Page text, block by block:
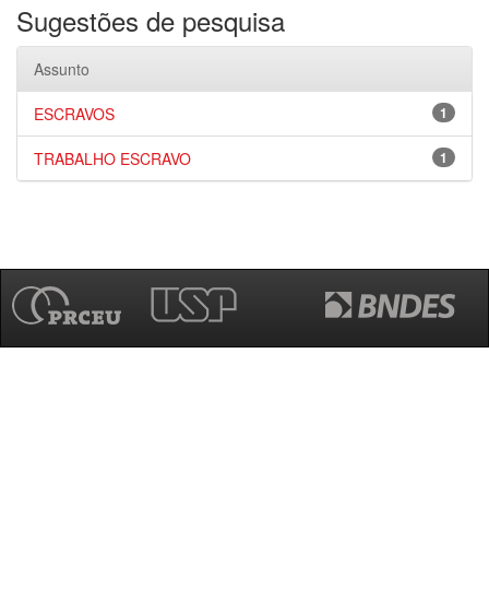
Sugestões de pesquisa
Assunto
1
ESCRAVOS
1
TRABALHO ESCRAVO